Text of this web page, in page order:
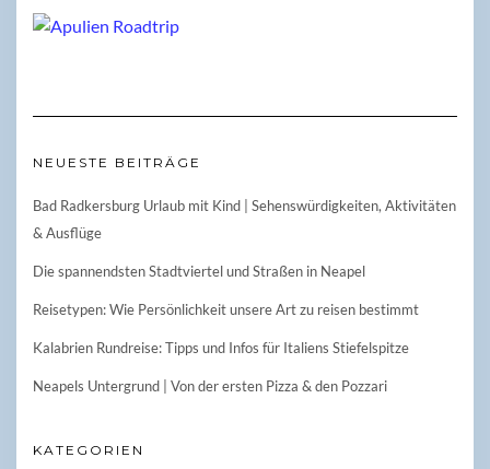
NEUESTE BEITRÄGE
Bad Radkersburg Urlaub mit Kind | Sehenswürdigkeiten, Aktivitäten
& Ausflüge
Die spannendsten Stadtviertel und Straßen in Neapel
Reisetypen: Wie Persönlichkeit unsere Art zu reisen bestimmt
Kalabrien Rundreise: Tipps und Infos für Italiens Stiefelspitze
Neapels Untergrund | Von der ersten Pizza & den Pozzari
KATEGORIEN